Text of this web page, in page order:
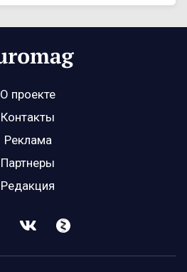
О проекте
Контакты
Реклама
Партнеры
Редакция